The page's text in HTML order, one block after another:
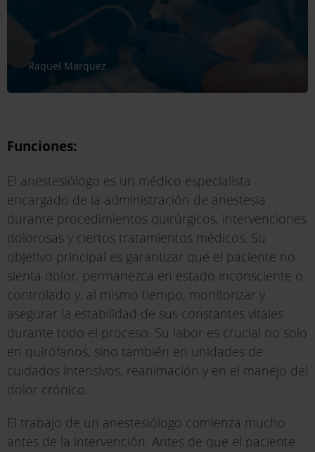
Raquel Marquez
Funciones:
El anestesiólogo es un médico especialista
encargado de la administración de anestesia
durante procedimientos quirúrgicos, intervenciones
dolorosas y ciertos tratamientos médicos. Su
objetivo principal es garantizar que el paciente no
sienta dolor, permanezca en estado inconsciente o
controlado y, al mismo tiempo, monitorizar y
asegurar la estabilidad de sus constantes vitales
durante todo el proceso. Su labor es crucial no solo
en quirófanos, sino también en unidades de
cuidados intensivos, reanimación y en el manejo del
dolor crónico.
El trabajo de un anestesiólogo comienza mucho
antes de la intervención. Antes de que el paciente